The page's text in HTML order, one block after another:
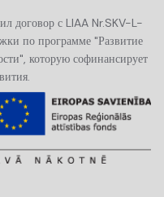
договор с LIAA Nr.SKV-L-
по программе "Развитие
которую софинансирует